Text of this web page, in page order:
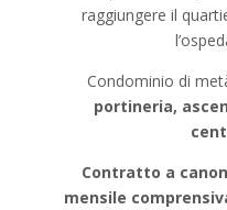
raggiungere il
Condominio di
portineria,
Contratto a
mensile